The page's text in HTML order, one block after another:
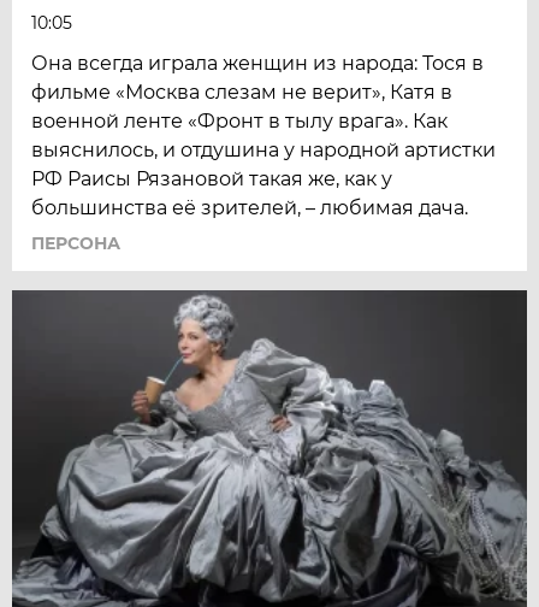
10:05
Она всегда играла женщин из народа: Тося в
фильме «Москва слезам не верит», Катя в
военной ленте «Фронт в тылу врага». Как
выяснилось, и отдушина у народной артист­ки
РФ Раисы Рязановой такая же, как у
большинства её зрителей, – любимая дача.
ПЕРСОНА